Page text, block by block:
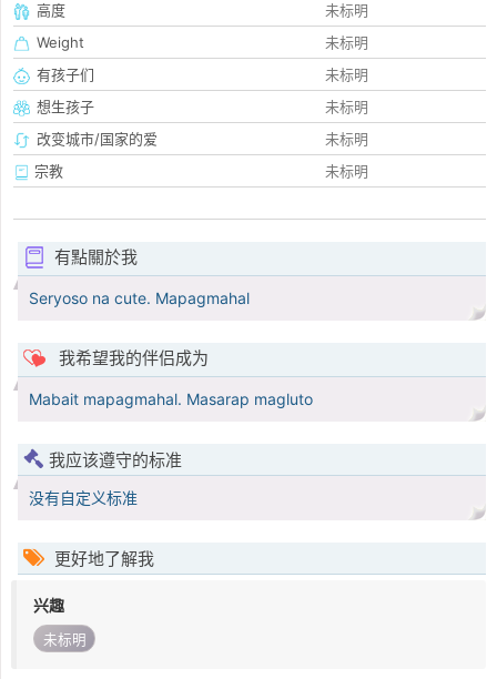
高度
未标明
Weight
未标明
有孩子们
未标明
想生孩子
未标明
改变城市/国家的爱
未标明
宗教
未标明
有點關於我
Seryoso na cute. Mapagmahal
我希望我的伴侣成为
Mabait mapagmahal. Masarap magluto
我应该遵守的标准
没有自定义标准
更好地了解我
兴趣
未标明